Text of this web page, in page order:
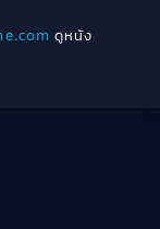
ดูหนัง